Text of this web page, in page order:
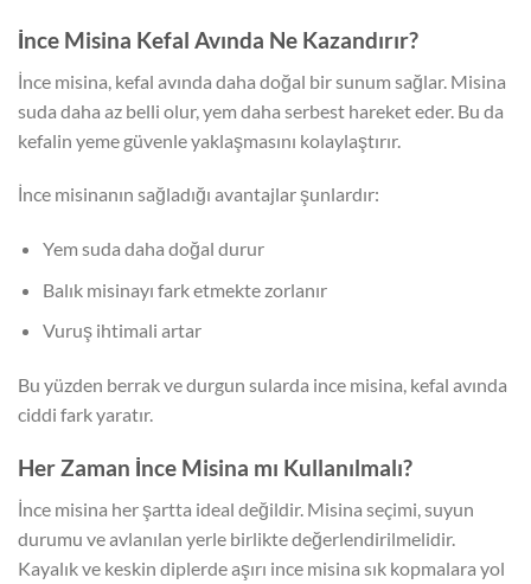
İnce Misina Kefal Avında Ne Kazandırır?
İnce misina, kefal avında daha doğal bir sunum sağlar. Misina
suda daha az belli olur, yem daha serbest hareket eder. Bu da
kefalin yeme güvenle yaklaşmasını kolaylaştırır.
İnce misinanın sağladığı avantajlar şunlardır:
Yem suda daha doğal durur
Balık misinayı fark etmekte zorlanır
Vuruş ihtimali artar
Bu yüzden berrak ve durgun sularda ince misina, kefal avında
ciddi fark yaratır.
Her Zaman İnce Misina mı Kullanılmalı?
İnce misina her şartta ideal değildir. Misina seçimi, suyun
durumu ve avlanılan yerle birlikte değerlendirilmelidir.
Kayalık ve keskin diplerde aşırı ince misina sık kopmalara yol